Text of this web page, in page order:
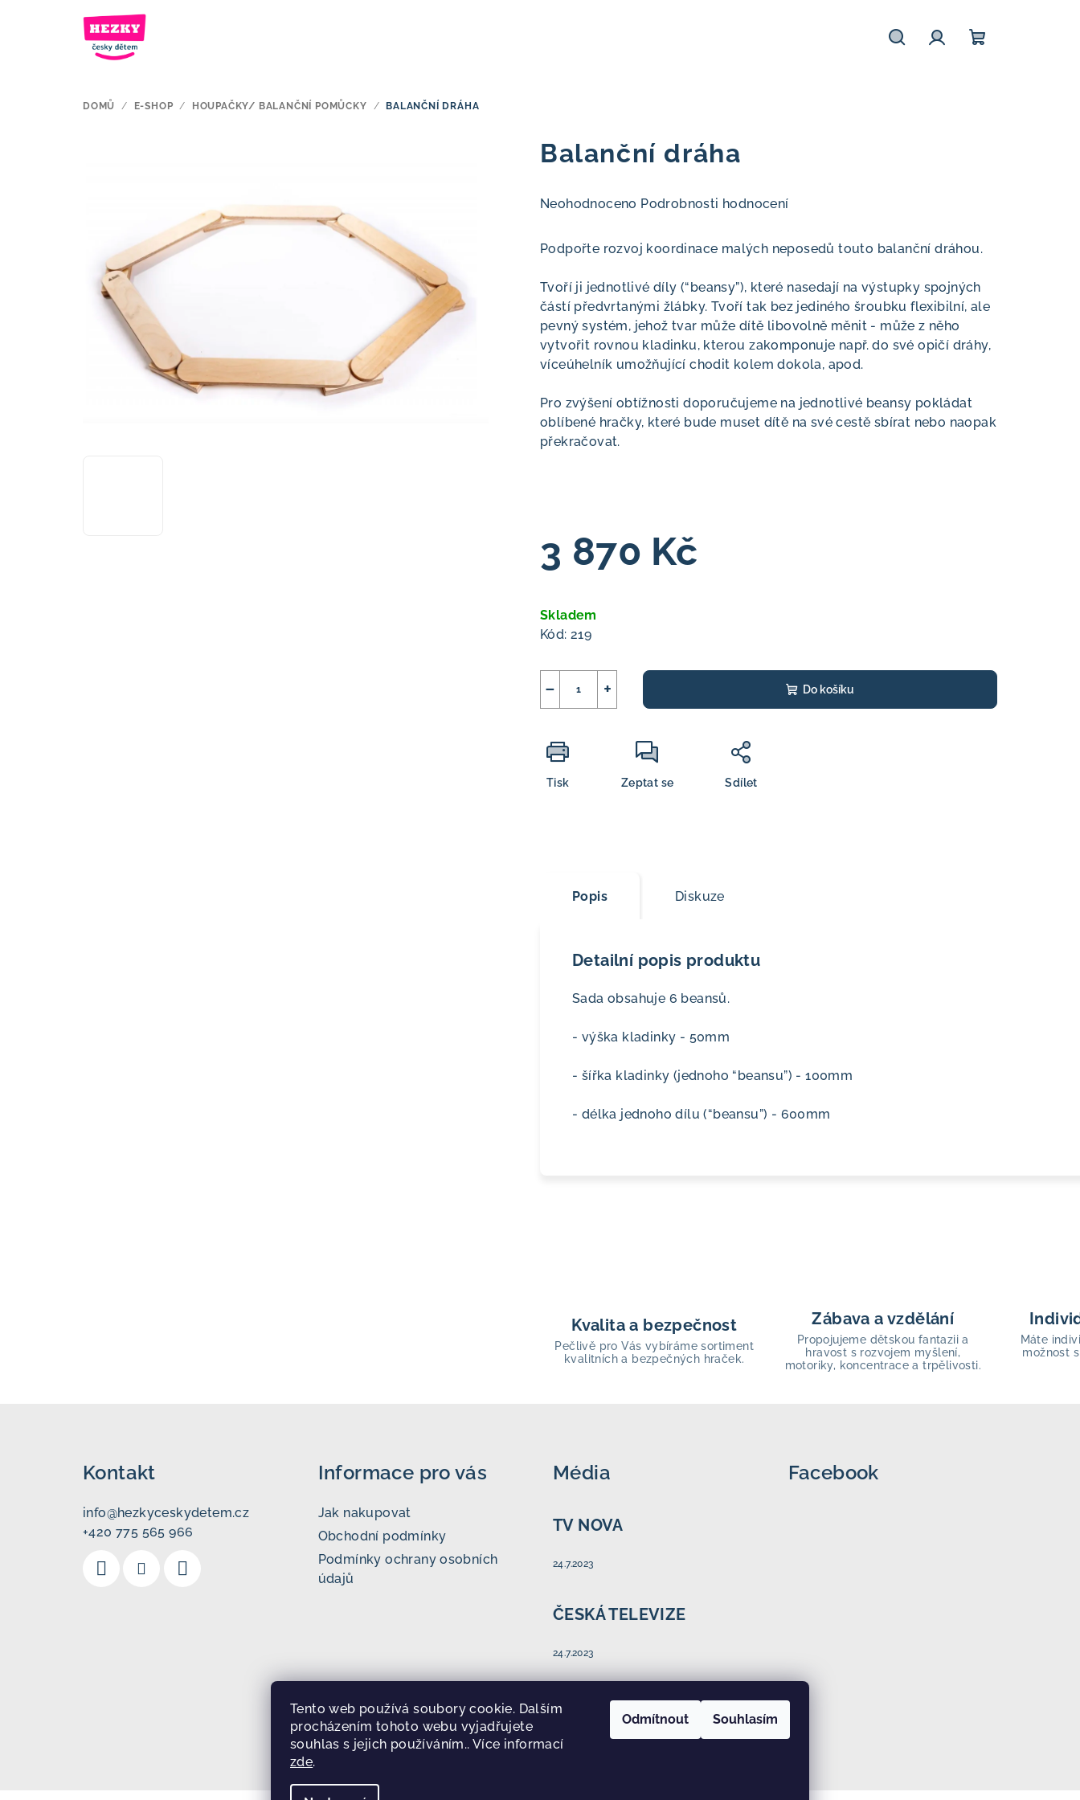
Tento web používá soubory cookie. Dalším
procházením tohoto webu vyjadřujete
souhlas s jejich používáním.. Více informací
zde.
Odmítnout Souhlasím
DOMŮ / E-SHOP / HOUPAČKY/ BALANČNÍ POMŮCKY / BALANČNÍ DRÁHA
Balanční dráha
Průměrné
produktu
0,0
z
hvězdiček.
Neohodnoceno Podrobnosti hodnocení
Podpořte rozvoj koordinace malých neposedů touto balanční dráhou.
Tvoří ji jednotlivé díly (“beansy”), které nasedají na výstupky spojných
částí předvrtanými žlábky. Tvoří tak bez jediného šroubku flexibilní, ale
pevný systém, jehož tvar může dítě libovolně měnit - může z něho
vytvořit rovnou kladinku, kterou zakomponuje např. do své opičí dráhy,
víceúhelník umožňující chodit kolem dokola, apod.
Pro zvýšení obtížnosti doporučujeme na jednotlivé beansy pokládat
oblíbené hračky, které bude muset dítě na své cestě sbírat nebo naopak
překračovat.
3 870 Kč
cena:
Skladem
Kód: 219
+
− Do košíku
Tisk Zeptat se Sdílet
Popis Diskuze
Detailní popis produktu
Sada obsahuje 6 beansů.
- výška kladinky - 50mm
- šířka kladinky (jednoho “beansu”) - 100mm
- délka jednoho dílu (“beansu”) - 600mm
Kvalita a bezpečnost
Pečlivě pro Vás vybíráme sortiment
kvalitních a bezpečných hraček.
Zábava a vzdělání
Propojujeme dětskou fantazii a
hravost s rozvojem myšlení,
motoriky, koncentrace a trpělivosti.
Máte
možnost
Kontakt
info@hezkyceskydetem.cz
+420 775 565 966
Informace pro vás
Jak nakupovat
Obchodní podmínky
Podmínky ochrany osobních
údajů
Média
TV NOVA
24.7.2023
ČESKÁ TELEVIZE
24.7.2023
NÁŠ REGION
24.7.2023
Facebook